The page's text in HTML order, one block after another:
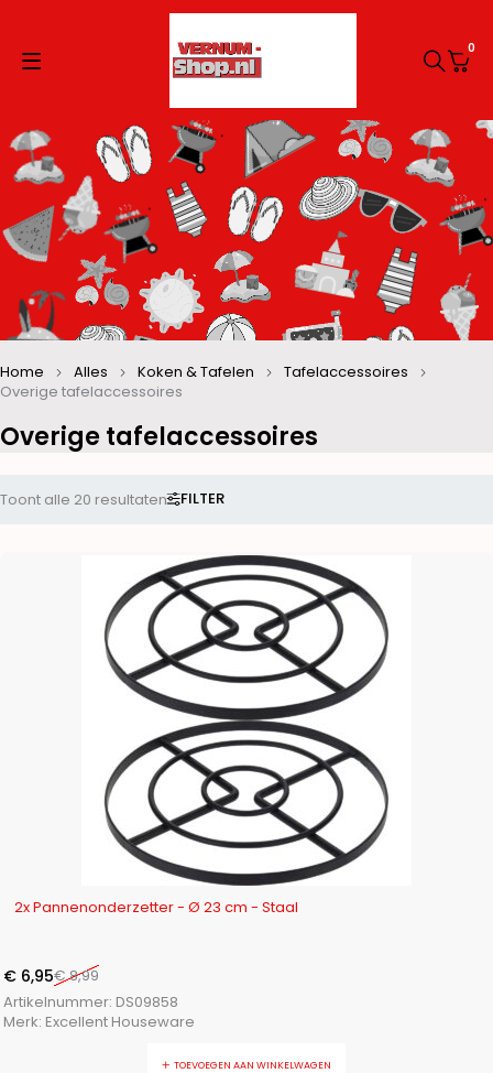
0
Overige tafelaccessoires
Home Alles Koken & Tafelen
Tafelaccessoires
Overige tafelaccessoires
FILTER
Toont alle 20 resultaten
2x Pannenonderzetter - Ø 23 cm - Staal
€8,99
€ 6,95
Artikelnummer: DS09858
Merk: Excellent Houseware
TOEVOEGEN AAN WINKELWAGEN